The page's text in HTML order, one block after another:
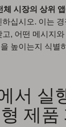
체 시장의 상위 앱
십시오. 이는
, 어떤 메시지
높이는지 식별
서 실
제품